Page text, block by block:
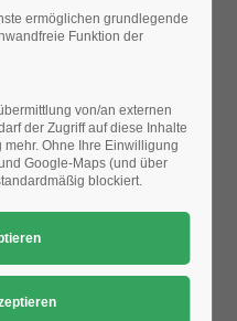
Einstellungen, indem Sie
zulassen.
ermöglichen grundlegende
Funktion der
von/an externen
der Zugriff auf diese Inhalte
Ohne Ihre Einwilligung
Google-Maps (und über
blockiert.